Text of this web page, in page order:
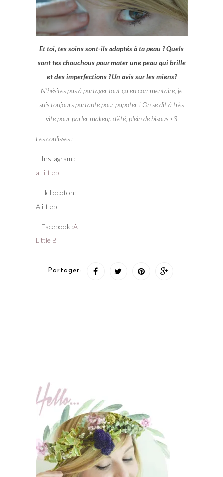
Et toi, tes soins sont-ils adaptés à ta peau ? Quels
sont tes chouchous pour mater une peau qui brille
et des imperfections ? Un avis sur les miens?
N’hésites pas à partager tout ça en commentaire, je
suis toujours partante pour papoter ! On se dit à très
vite pour parler makeup d’été, plein de bisous <3
Les coulisses :
– Instagram :
a_littleb
– Hellocoton:
Alittleb
– Facebook :A
Little B
Partager: